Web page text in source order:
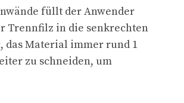
füllt der Anwender
Trennfilz in die senkrechten
das Material immer rund 1
zu schneiden, um